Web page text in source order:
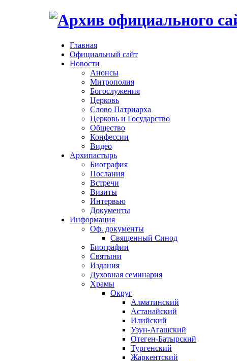
Главная
Официальный сайт
Новости
Анонсы
Митрополия
Богослужения
Церковь
Слово Патриарха
Церковь и Государство
Общество
Конфессии
Видео
Архипастырь
Биография
Послания
Встречи
Визиты
Интервью
Документы
Информация
Оф. документы
Священный Синод
Биографии
Святыни
Издания
Духовная семинария
Храмы
Округ
Алматинский
Астанайский
Илийский
Узун-Агашский
Отеген-Батырский
Тургенский
Жаркентский